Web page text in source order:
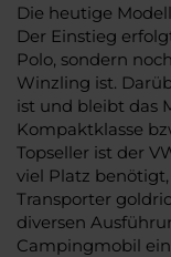
Die heutige
Der Einstieg
Polo, sondern
Winzling ist.
ist und bleibt das
Kompaktklasse
Topseller ist der
viel Platz
Transporter
diversen
Campingmobil